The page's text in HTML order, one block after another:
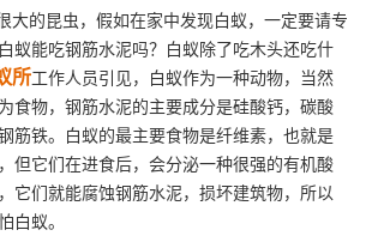
大的昆虫，假如在家中发现白蚁，一定要请专
蚁能吃钢筋水泥吗？白蚁除了吃木头还吃什
所工作人员引见，白蚁作为一种动物，当然
食物，钢筋水泥的主要成分是硅酸钙，碳酸
筋铁。白蚁的最主要食物是纤维素，也就是
但它们在进食后，会分泌一种很强的有机酸
们就能腐蚀钢筋水泥，损坏建筑物，所以
白蚁。